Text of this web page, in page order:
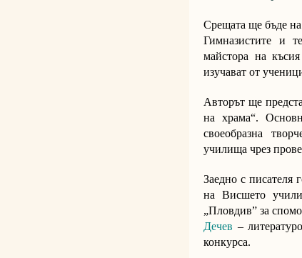
Срещата ще бъде на
Гимназистите и
майстора на
изучават от
Авторът ще
на храма“.
своеобразна
училища чрез
Заедно с писателя
на Висшето
„Пловдив” за
Дечев –
конкурса.